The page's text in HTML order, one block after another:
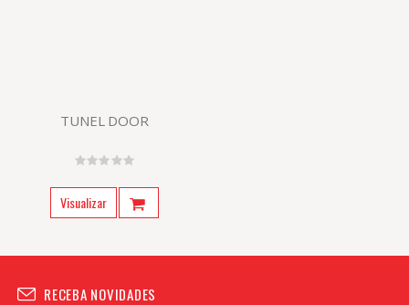
TUNEL DOOR
Visualizar
RECEBA NOVIDADES